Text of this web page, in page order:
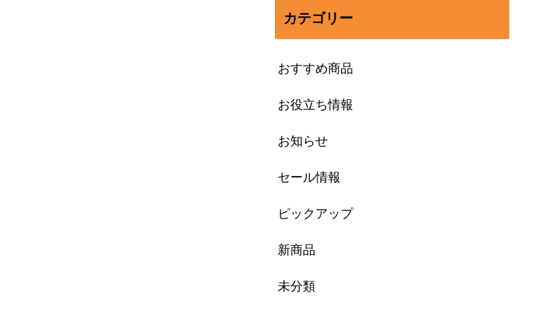
カテゴリー
おすすめ商品
お役立ち情報
お知らせ
セール情報
ピックアップ
新商品
未分類